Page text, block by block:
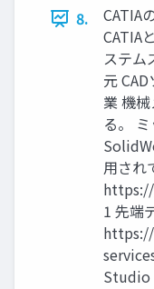
8.
CATIA
CATIA
ステム
元
業 機
る。
用され
1 先端
Studio